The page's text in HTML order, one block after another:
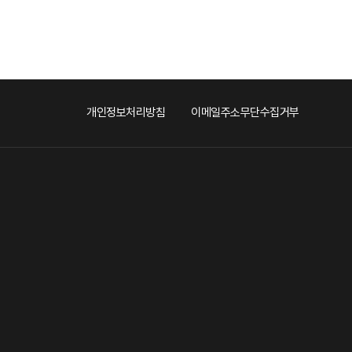
개인정보처리방침 이메일주소무단수집거부